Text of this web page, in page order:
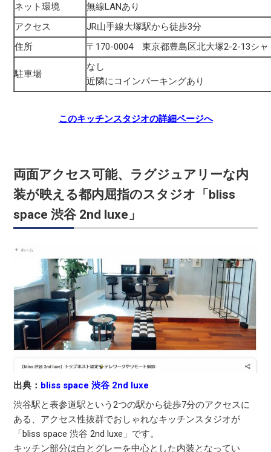
ネット環境
無線LANあり
アクセス
JR山手線大塚駅から徒歩3分
住所
〒170-0004 東京都豊島区北大塚2-2-13シャ
駐車場
なし
近隣にコインパーキングあり
このキッチンスタジオの詳細ページへ
両面アクセス可能、ラグジュアリーな内
装が映える都内屈指のスタジオ「bliss
space 渋谷 2nd luxe」
出典： bliss space 渋谷 2nd luxe
渋谷駅と表参道駅という2つの駅から徒歩7分のアクセスに
ある、アクセス性抜群でおしゃれなキッチンスタジオが
「bliss space 渋谷 2nd luxe」です。
キッチン部分は白とグレーを中心とした内装となってい